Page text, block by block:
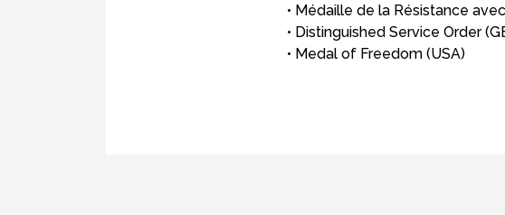
• Médaille de la Résistance
• Distinguished Service Order
• Medal of Freedom (USA)